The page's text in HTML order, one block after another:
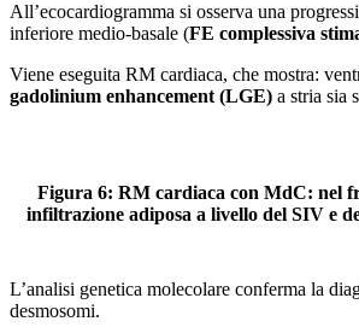
All’ecocardiogramma si osserva una
inferiore medio-basale (FE complessiva
Viene eseguita RM cardiaca, che mostra:
gadolinium enhancement (LGE) a stria sia
Figura 6: RM cardiaca con MdC: nel
infiltrazione adiposa a livello del SIV e
L’analisi genetica molecolare conferma la
desmosomi.